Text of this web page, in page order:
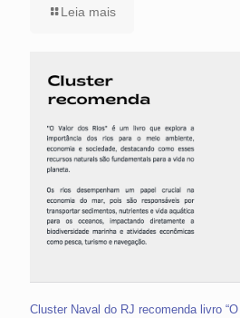
Leia mais
Cluster Naval do RJ recomenda livro